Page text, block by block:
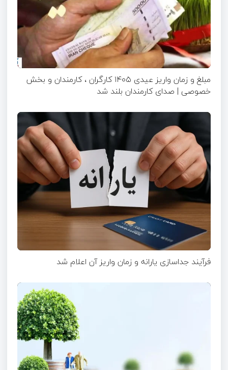
مبلغ و زمان واریز عیدی ۱۴۰۵ کارگران ، کارمندان و بخش
خصوصی | صدای کارمندان بلند شد
فرآیند جداسازی یارانه و زمان واریز آن اعلام شد